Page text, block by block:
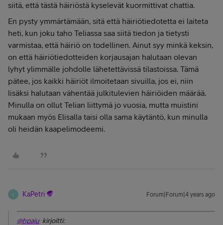
siitä, että tästä häiriöstä kyselevät kuormittivat chattia.
En pysty ymmärtämään, sitä että häiriötiedotetta ei laiteta
heti, kun joku taho Teliassa saa siitä tiedon ja tietysti
varmistaa, että häiriö on todellinen. Ainut syy minkä keksin,
on että häiriötiedotteiden korjausajan halutaan olevan
lyhyt ylimmälle johdolle lähetettävissä tilastoissa. Tämä
pätee, jos kaikki häiriöt ilmoitetaan sivuilla, jos ei, niin
lisäksi halutaan vähentää julkitulevien häiriöiden määrää.
Minulla on ollut Telian liittymä jo vuosia, mutta muistini
mukaan myös Elisalla taisi olla sama käytäntö, kun minulla
oli heidän kaapelimodeemi.
K KaPetri Forum|Forum|4 years ago
@hpajukirjoitti: